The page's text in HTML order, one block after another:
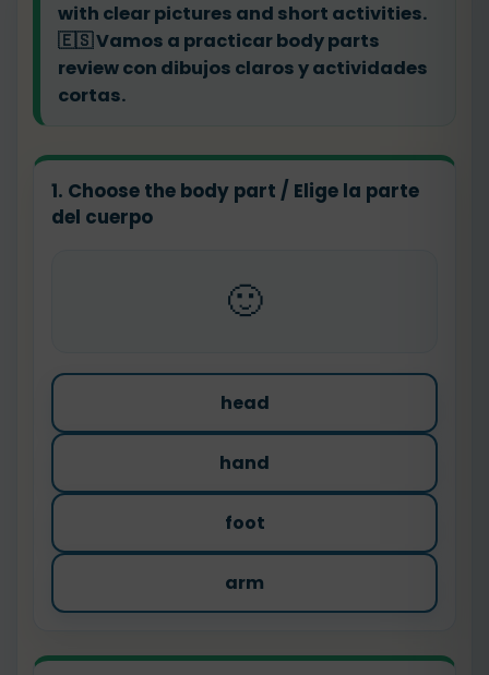
with clear pictures and short activities.
🇪🇸Vamos a practicar body parts
review con dibujos claros y actividades
cortas.
1. Choose the body part / Elige la parte
del cuerpo
🙂
head
hand
foot
arm